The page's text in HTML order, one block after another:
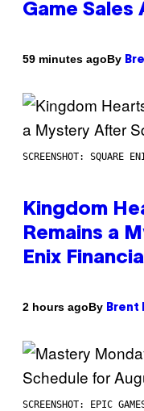
Game Sales
59 minutes agoBy
SCREENSHOT: SQUARE
Kingdom
Remains a
Enix
2 hours agoBy Brent
SCREENSHOT: EPIC